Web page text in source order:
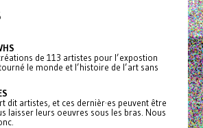
de 113 artistes pour l’expostion
le monde et l’histoire de l’art sans
dit artistes, et ces dernièr·es peuvent être
laisser leurs oeuvres sous les bras. Nous